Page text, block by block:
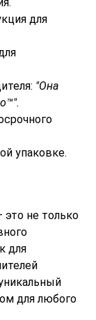
для
"Она
упаковке.
это не только
для
для любого